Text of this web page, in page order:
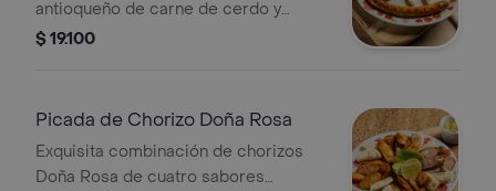
antioqueño de carne de cerdo y
tocino, entero o picado. Acompañado
$ 19.100
Picada de Chorizo Doña Rosa
Exquisita combinación de chorizos
Doña Rosa de cuatro sabores